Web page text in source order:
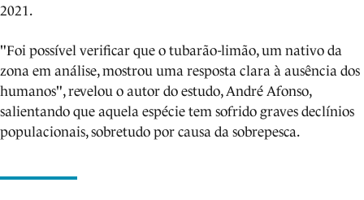
2021.
"Foi possível verificar que o tubarão-limão, um nativo da
zona em análise, mostrou uma resposta clara à ausência dos
humanos", revelou o autor do estudo, André Afonso,
salientando que aquela espécie tem sofrido graves declínios
populacionais, sobretudo por causa da sobrepesca.